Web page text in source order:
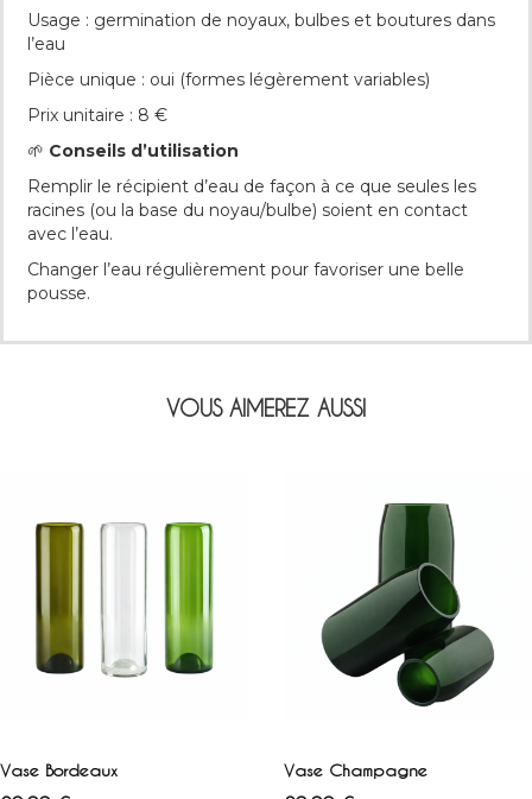
Usage : germination de noyaux, bulbes et boutures dans
l’eau
Pièce unique : oui (formes légèrement variables)
Prix unitaire : 8 €
🌱 Conseils d’utilisation
Remplir le récipient d’eau de façon à ce que seules les
racines (ou la base du noyau/bulbe) soient en contact
avec l’eau.
Changer l’eau régulièrement pour favoriser une belle
pousse.
VOUS AIMEREZ AUSSI
Vase Bordeaux Vase Champagne